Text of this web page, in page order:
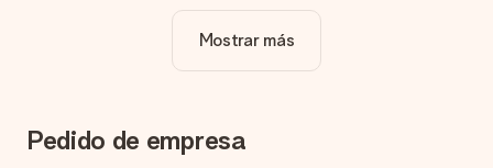
¿La personalización está incluida en el precio?
El precio que se muestra en el sitio web incluye la
¿Cómo puedo saber si mi imagen tiene la calidad
adecuada?
Mostrar más
Pedido de empresa